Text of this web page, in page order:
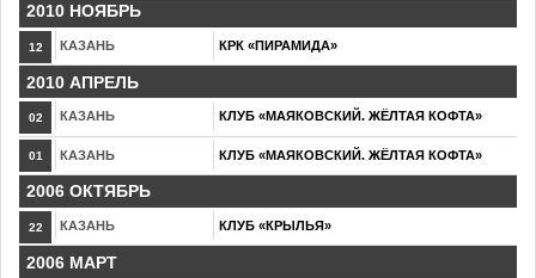
2010 НОЯБРЬ
12 КАЗАНЬ КРК «ПИРАМИДА»
2010 АПРЕЛЬ
02 КАЗАНЬ КЛУБ «МАЯКОВСКИЙ. ЖЁЛТАЯ КОФТА»
01 КАЗАНЬ КЛУБ «МАЯКОВСКИЙ. ЖЁЛТАЯ КОФТА»
2006 ОКТЯБРЬ
22 КАЗАНЬ КЛУБ «КРЫЛЬЯ»
2006 МАРТ